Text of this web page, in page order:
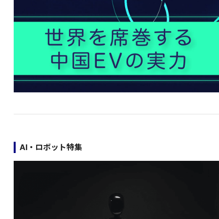
AI・ロボット特集